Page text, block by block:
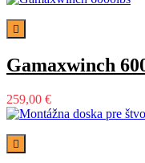

Gamaxwinch
259,00 €
